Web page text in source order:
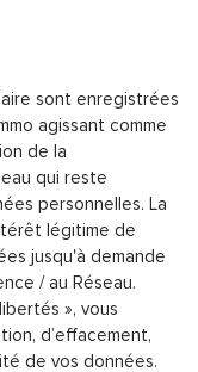
sont enregistrées
agissant comme
de la
qui reste
personnelles. La
légitime de
jusqu'à demande
/ au Réseau.
», vous
d’effacement,
de vos données.